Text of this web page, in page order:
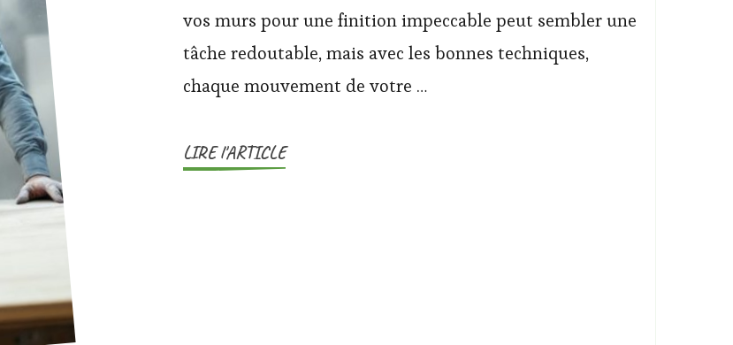
vos murs pour une finition impeccable peut sembler une
tâche redoutable, mais avec les bonnes techniques,
chaque mouvement de votre …
LIRE l'ARTICLE